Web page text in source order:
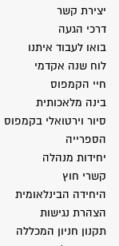
יצירת קשר
דרכי הגעה
בואו לעבוד איתנו
לוח שנה אקדמי
חיי הקמפוס
בינה מלאכותית
סיור וירטואלי בקמפוס
הספרייה
יחידות מנהלה
קשרי חוץ
היחידה הבינלאומית
הצהרת נגישות
תקנון חניון המכללה